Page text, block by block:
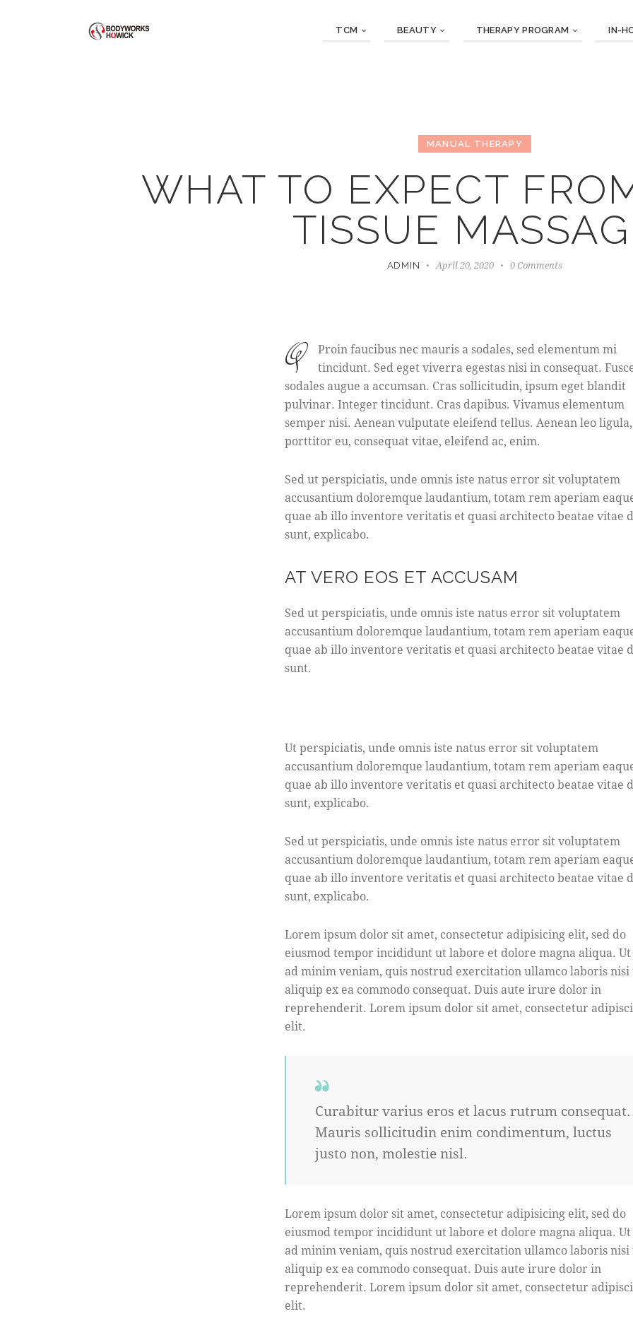
TCM BEAUTY THERAPY PROGRAM IN-
MANUAL THERAPY
WHAT TO EXPECT
TISSUE
ADMIN April 20, 2020 0 Comments
q
Proin faucibus nec mauris a sodales, sed elementum mi
tincidunt. Sed eget viverra egestas nisi in consequat.
sodales augue a accumsan. Cras sollicitudin, ipsum eget blandit
pulvinar. Integer tincidunt. Cras dapibus. Vivamus elementum
semper nisi. Aenean vulputate eleifend tellus. Aenean leo ligula,
porttitor eu, consequat vitae, eleifend ac, enim.
Sed ut perspiciatis, unde omnis iste natus error sit voluptatem
accusantium doloremque laudantium, totam rem aperiam
quae ab illo inventore veritatis et quasi architecto beatae vitae
sunt, explicabo.
AT VERO EOS ET ACCUSAM
Sed ut perspiciatis, unde omnis iste natus error sit voluptatem
accusantium doloremque laudantium, totam rem aperiam
quae ab illo inventore veritatis et quasi architecto beatae vitae
sunt.
Ut perspiciatis, unde omnis iste natus error sit voluptatem
accusantium doloremque laudantium, totam rem aperiam
quae ab illo inventore veritatis et quasi architecto beatae vitae
sunt, explicabo.
Sed ut perspiciatis, unde omnis iste natus error sit voluptatem
accusantium doloremque laudantium, totam rem aperiam
quae ab illo inventore veritatis et quasi architecto beatae vitae
sunt, explicabo.
Lorem ipsum dolor sit amet, consectetur adipisicing elit, sed do
eiusmod tempor incididunt ut labore et dolore magna aliqua.
ad minim veniam, quis nostrud exercitation ullamco laboris nisi
aliquip ex ea commodo consequat. Duis aute irure dolor in
reprehenderit. Lorem ipsum dolor sit amet, consectetur
elit.
Curabitur varius eros et lacus rutrum consequat.
Mauris sollicitudin enim condimentum, luctus
justo non, molestie nisl.
Lorem ipsum dolor sit amet, consectetur adipisicing elit, sed do
eiusmod tempor incididunt ut labore et dolore magna aliqua.
ad minim veniam, quis nostrud exercitation ullamco laboris nisi
aliquip ex ea commodo consequat. Duis aute irure dolor in
reprehenderit. Lorem ipsum dolor sit amet, consectetur
elit.